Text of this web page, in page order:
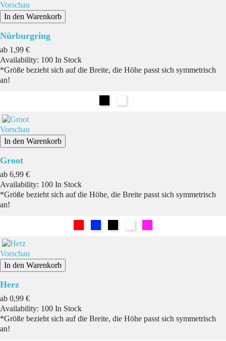
Vorschau
In den Warenkorb
Nürburgring
ab Preis
1,99 €
Availability: 100 In Stock
*Größe bezieht sich auf die Breite, die Höhe passt sich symmetrisch
an!
Vorschau
In den Warenkorb
Groot
ab Preis
6,99 €
Availability: 100 In Stock
*Größe bezieht sich auf die Höhe, die Breite passt sich symmetrisch
an!
Vorschau
In den Warenkorb
Herz
ab Preis
0,99 €
Availability: 100 In Stock
*Größe bezieht sich auf die Breite, die Höhe passt sich symmetrisch
an!